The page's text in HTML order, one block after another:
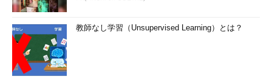
教師なし学習（Unsupervised Learning）とは？